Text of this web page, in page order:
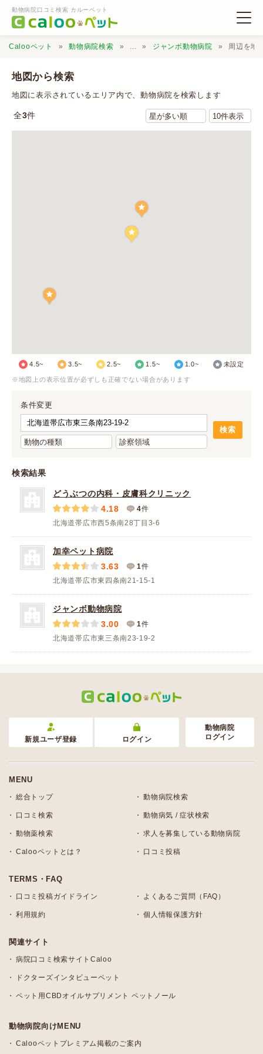
動物病院口コミ検索 カルーペット
動物病院検索
Calooペット 動物病院検索 ... ジャンボ動物病院 周辺を地
地図から検索
地図に表示されているエリア内で、動物病院を検索します
全3件
4.5~ 3.5~ 2.5~ 1.5~ 1.0~ 未設定
※地図上の表示位置が必ずしも正確でない場合があります
条件変更
検索結果
どうぶつの内科・皮膚科クリニック
4.18
4件
北海道帯広市西5条南28丁目3-6
加幸ペット病院
3.63
1件
北海道帯広市東四条南21-15-1
ジャンボ動物病院
3.00
1件
北海道帯広市東三条南23-19-2
新規ユーザ登録 ログイン
動物病院
ログイン
MENU
総合トップ 動物病院検索
口コミ検索 動物病気 / 症状検索
動物薬検索 求人を募集している動物病院
Calooペットとは？ 口コミ投稿
TERMS・FAQ
口コミ投稿ガイドライン よくあるご質問（FAQ）
利用規約 個人情報保護方針
関連サイト
病院口コミ検索サイトCaloo
ドクターズインタビューペット
ペット用CBDオイルサプリメント ペットノール
動物病院向けMENU
Calooペットプレミアム掲載のご案内